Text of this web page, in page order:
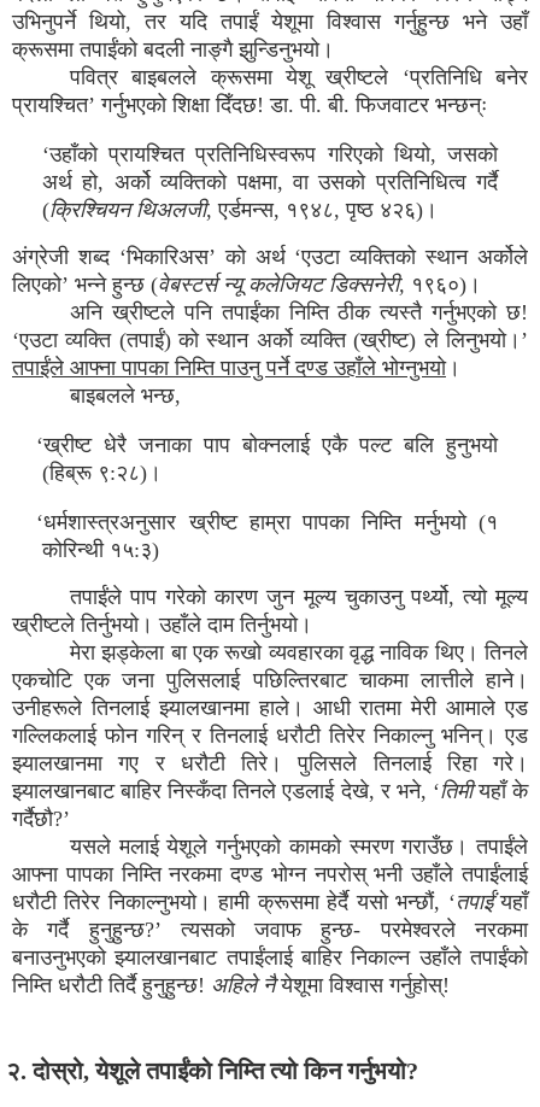
उभिनुपर्ने थियो, तर यदि तपाईं येशूमा विश्वास गर्नुहुन्छ भने उहाँ
क्रूसमा तपाईंको बदली नाङ्गै झुन्डिनुभयो।
पवित्र बाइबलले क्रूसमा येशू ख्रीष्टले ‘प्रतिनिधि बनेर
प्रायश्चित’ गर्नुभएको शिक्षा दिँदछ! डा. पी. बी. फिजवाटर भन्छन्ः
‘उहाँको प्रायश्चित प्रतिनिधिस्वरूप गरिएको थियो, जसको
अर्थ हो, अर्को व्यक्तिको पक्षमा, वा उसको प्रतिनिधित्व गर्दै
(क्रिश्चियन थिअलजी, एर्डमन्स, १९४८, पृष्ठ ४२६)।
अंग्रेजी शब्द ‘भिकारिअस’ को अर्थ ‘एउटा व्यक्तिको स्थान अर्कोले
लिएको’ भन्ने हुन्छ (वेबस्टर्स न्यू कलेजियट डिक्सनेरी, १९६०)।
अनि ख्रीष्टले पनि तपाईंका निम्ति ठीक त्यस्तै गर्नुभएको छ!
‘एउटा व्यक्ति (तपाईं) को स्थान अर्को व्यक्ति (ख्रीष्ट) ले लिनुभयो।’
तपाईंले आफ्ना पापका निम्ति पाउनु पर्ने दण्ड उहाँले भोग्नुभयो।
बाइबलले भन्छ,
‘ख्रीष्ट धेरै जनाका पाप बोक्नलाई एकै पल्ट बलि हुनुभयो
(हिब्रू ९:२८)।
‘धर्मशास्त्रअनुसार ख्रीष्ट हाम्रा पापका निम्ति मर्नुभयो (१
कोरिन्थी १५:३)
तपाईंले पाप गरेको कारण जुन मूल्य चुकाउनु पर्थ्यो, त्यो मूल्य
ख्रीष्टले तिर्नुभयो। उहाँले दाम तिर्नुभयो।
मेरा झड्केला बा एक रूखो व्यवहारका वृद्ध नाविक थिए। तिनले
एकचोटि एक जना पुलिसलाई पछिल्तिरबाट चाकमा लात्तीले हाने।
उनीहरूले तिनलाई झ्यालखानमा हाले। आधी रातमा मेरी आमाले एड
गल्लिकलाई फोन गरिन् र तिनलाई धरौटी तिरेर निकाल्नु भनिन्। एड
झ्यालखानमा गए र धरौटी तिरे। पुलिसले तिनलाई रिहा गरे।
झ्यालखानबाट बाहिर निस्कँदा तिनले एडलाई देखे, र भने, ‘तिमीयहाँ के
गर्दैछौ?’
यसले मलाई येशूले गर्नुभएको कामको स्मरण गराउँछ। तपाईंले
आफ्ना पापका निम्ति नरकमा दण्ड भोग्न नपरोस् भनी उहाँले तपाईंलाई
धरौटी तिरेर निकाल्नुभयो। हामी क्रूसमा हेर्दै यसो भन्छौं, ‘तपाईंयहाँ
के गर्दै हुनुहुन्छ?’ त्यसको जवाफ हुन्छ- परमेश्वरले नरकमा
बनाउनुभएको झ्यालखानबाट तपाईंलाई बाहिर निकाल्न उहाँले तपाईंको
निम्ति धरौटी तिर्दै हुनुहुन्छ! अहिले नैयेशूमा विश्वास गर्नुहोस्!
२. दोस्रो, येशूले तपाईंको निम्ति त्यो किन गर्नुभयो?